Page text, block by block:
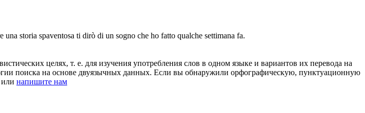
una storia spaventosa ti dirò di un sogno che ho fatto qualche settimana fa.
целях, т. е. для изучения употребления слов в одном языке и вариантов их перевода на
поиска на основе двуязычных данных. Если вы обнаружили орфографическую, пунктуационную
напишите нам